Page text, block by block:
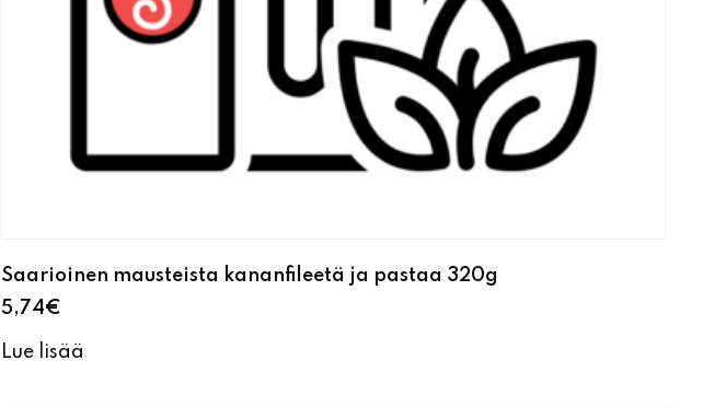
Saarioinen mausteista kananfileetä ja pastaa 320g
5,74€
Lue lisää